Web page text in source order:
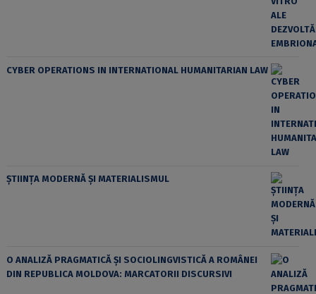
CYBER OPERATIONS IN INTERNATIONAL HUMANITARIAN LAW
ȘTIINȚA MODERNĂ ȘI MATERIALISMUL
O ANALIZĂ PRAGMATICĂ ȘI SOCIOLINGVISTICĂ A ROMÂNEI
DIN REPUBLICA MOLDOVA: MARCATORII DISCURSIVI